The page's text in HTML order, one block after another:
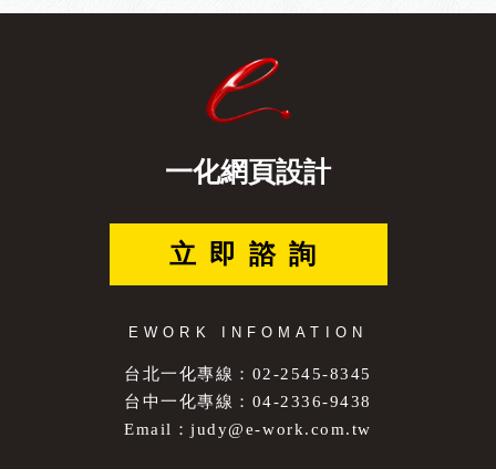
一化網頁設計
立即諮詢
EWORK INFOMATION
台北一化專線：02-2545-8345
台中一化專線：04-2336-9438
Email：judy@e-work.com.tw